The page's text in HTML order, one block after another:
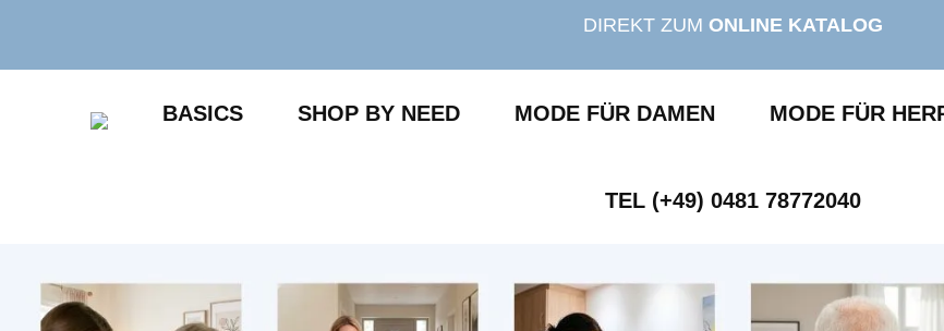
springen
DIREKT ZUM ONLINE KATALOG
BASICS SHOP BY NEED MODE FÜR DAMEN MODE FÜR
TEL (+49) 0481 78772040